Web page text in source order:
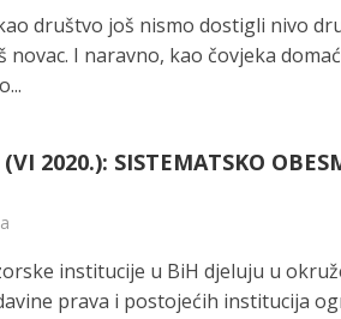
društvo još nismo dostigli nivo
novac. I naravno, kao čovjeka
2020.): SISTEMATSKO
institucije u BiH djeluju u
prava i postojećih institucija